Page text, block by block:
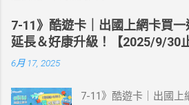
7-11》酷遊卡｜出國上網卡買
延長＆好康升級！【2025/9/30止
6月 17, 2025
7-11》酷遊卡｜出國上